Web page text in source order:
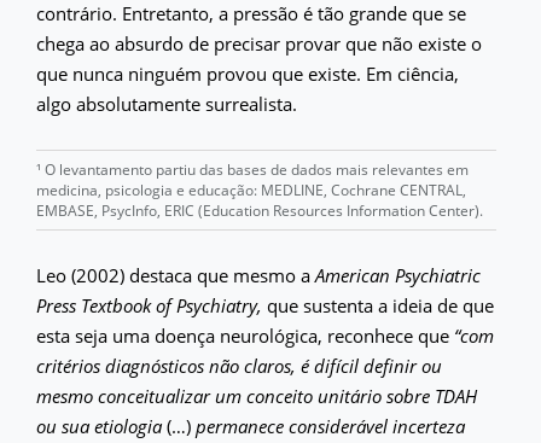
contrário. Entretanto, a pressão é tão grande que se
chega ao absurdo de precisar provar que não existe o
que nunca ninguém provou que existe. Em ciência,
algo absolutamente surrealista.
¹ O levantamento partiu das bases de dados mais relevantes em
medicina, psicologia e educação: MEDLINE, Cochrane CENTRAL,
EMBASE, PsycInfo, ERIC (Education Resources Information Center).
Leo (2002) destaca que mesmo aAmerican Psychiatric
Press Textbook of Psychiatry, que sustenta a ideia de que
esta seja uma doença neurológica, reconhece que “com
critérios diagnósticos não claros, é difícil definir ou
mesmo conceitualizar um conceito unitário sobre TDAH
ou sua etiologia(…) permanece considerável incerteza